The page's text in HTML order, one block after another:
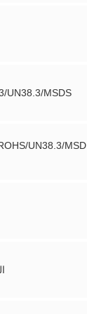
UN38.3/MSDS
UN38.3/MSD